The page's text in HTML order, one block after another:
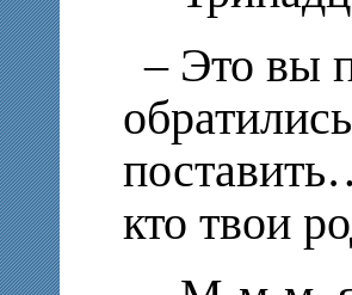
– Это вы
кто твои